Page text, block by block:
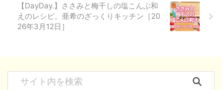
【DayDay.】ささみと梅干しの塩こんぶ和
えのレシピ。亜希のざっくりキッチン［20
26年3月12日］